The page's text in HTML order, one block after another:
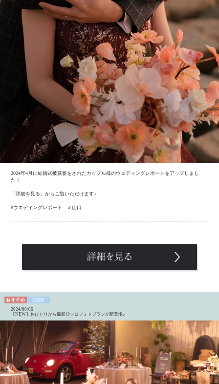
2024年4月に結婚式披露宴をされたカップル様のウェディングレポートをアップしまし
た！
「詳細を見る」からご覧いただけます♪
#ウエディングレポート ＃山口
2024/06/06
【NEW】おひとりから撮影◎ソロフォトプランが新登場♪